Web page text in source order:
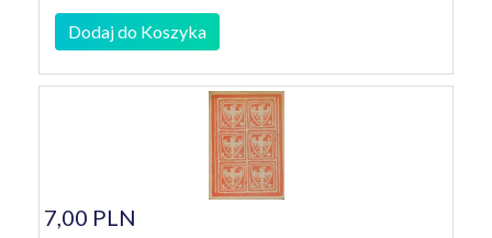
Dodaj do Koszyka
7,00 PLN